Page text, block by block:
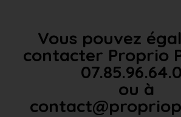
Vous pouvez
contacter Proprio
ou à